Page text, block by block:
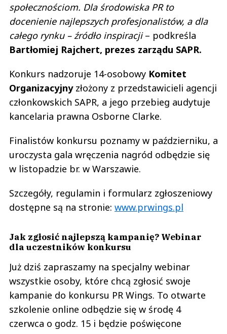
społecznościom. Dla środowiska PR to
docenienie najlepszych profesjonalistów, a dla
całego rynku – źródło inspiracji– podkreśla
Bartłomiej Rajchert, prezes zarządu SAPR.
Konkurs nadzoruje 14-osobowy Komitet
Organizacyjnyzłożony z przedstawicieli agencji
członkowskich SAPR, a jego przebieg audytuje
kancelaria prawna Osborne Clarke.
Finalistów konkursu poznamy w październiku, a
uroczysta gala wręczenia nagród odbędzie się
w listopadzie br. w Warszawie.
Szczegóły, regulamin i formularz zgłoszeniowy
dostępne są na stronie: www.prwings.pl
Jak zgłosić najlepszą kampanię? Webinar
dla uczestników konkursu
Już dziś zapraszamy na specjalny webinar
wszystkie osoby, które chcą zgłosić swoje
kampanie do konkursu PR Wings. To otwarte
szkolenie online odbędzie się w środę 4
czerwca o godz. 15 i będzie poświęcone